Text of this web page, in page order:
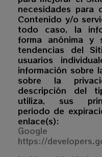
necesidades para
Contenido y/o
todo caso, la
forma anónima y
tendencias del
usuarios
información sobre
sobre la
descripción del
utiliza, sus
periodo de
enlace(s):
Google
https://